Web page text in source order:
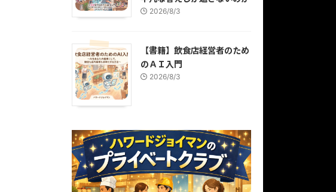
2026/8/3
【書籍】飲食店経営者のため
のＡＩ入門
2026/8/3